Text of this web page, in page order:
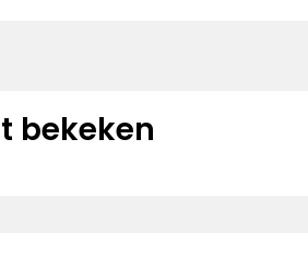
bekeken